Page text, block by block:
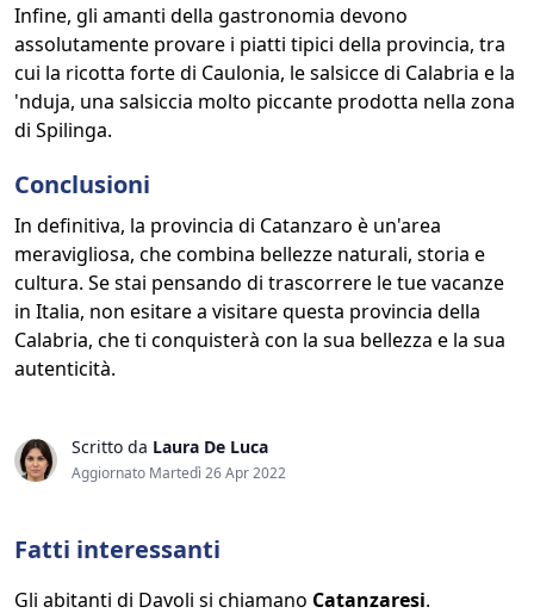
Infine, gli amanti della gastronomia devono
assolutamente provare i piatti tipici della provincia, tra
cui la ricotta forte di Caulonia, le salsicce di Calabria e la
'nduja, una salsiccia molto piccante prodotta nella zona
di Spilinga.
Conclusioni
In definitiva, la provincia di Catanzaro è un'area
meravigliosa, che combina bellezze naturali, storia e
cultura. Se stai pensando di trascorrere le tue vacanze
in Italia, non esitare a visitare questa provincia della
Calabria, che ti conquisterà con la sua bellezza e la sua
autenticità.
Scritto da Laura De Luca
Aggiornato Martedì 26 Apr 2022
Fatti interessanti
Gli abitanti di Davoli si chiamano Catanzaresi.